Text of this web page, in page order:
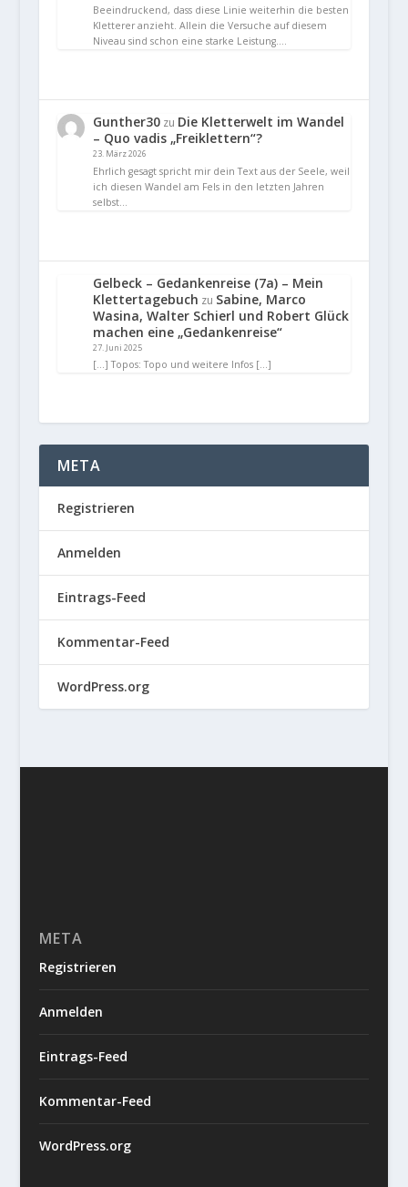
Beeindruckend, dass diese Linie weiterhin die besten
Kletterer anzieht. Allein die Versuche auf diesem
Niveau sind schon eine starke Leistung.…
Gunther30zu Die Kletterwelt im Wandel
– Quo vadis „Freiklettern“?
23. März 2026
Ehrlich gesagt spricht mir dein Text aus der Seele, weil
ich diesen Wandel am Fels in den letzten Jahren
selbst…
Gelbeck – Gedankenreise (7a) – Mein
Klettertagebuch zu Sabine, Marco
Wasina, Walter Schierl und Robert Glück
machen eine „Gedankenreise“
27. Juni 2025
[…] Topos: Topo und weitere Infos […]
META
Registrieren
Anmelden
Eintrags-Feed
Kommentar-Feed
WordPress.org
META
Registrieren
Anmelden
Eintrags-Feed
Kommentar-Feed
WordPress.org